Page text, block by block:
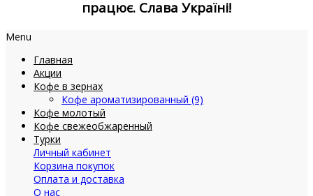
працює. Слава Україні!
Menu
Главная
Акции
Кофе в зернах
Кофе ароматизированный (9)
Кофе молотый
Кофе свежеобжаренный
Турки
Личный кабинет
Корзина покупок
Оплата и доставка
О нас